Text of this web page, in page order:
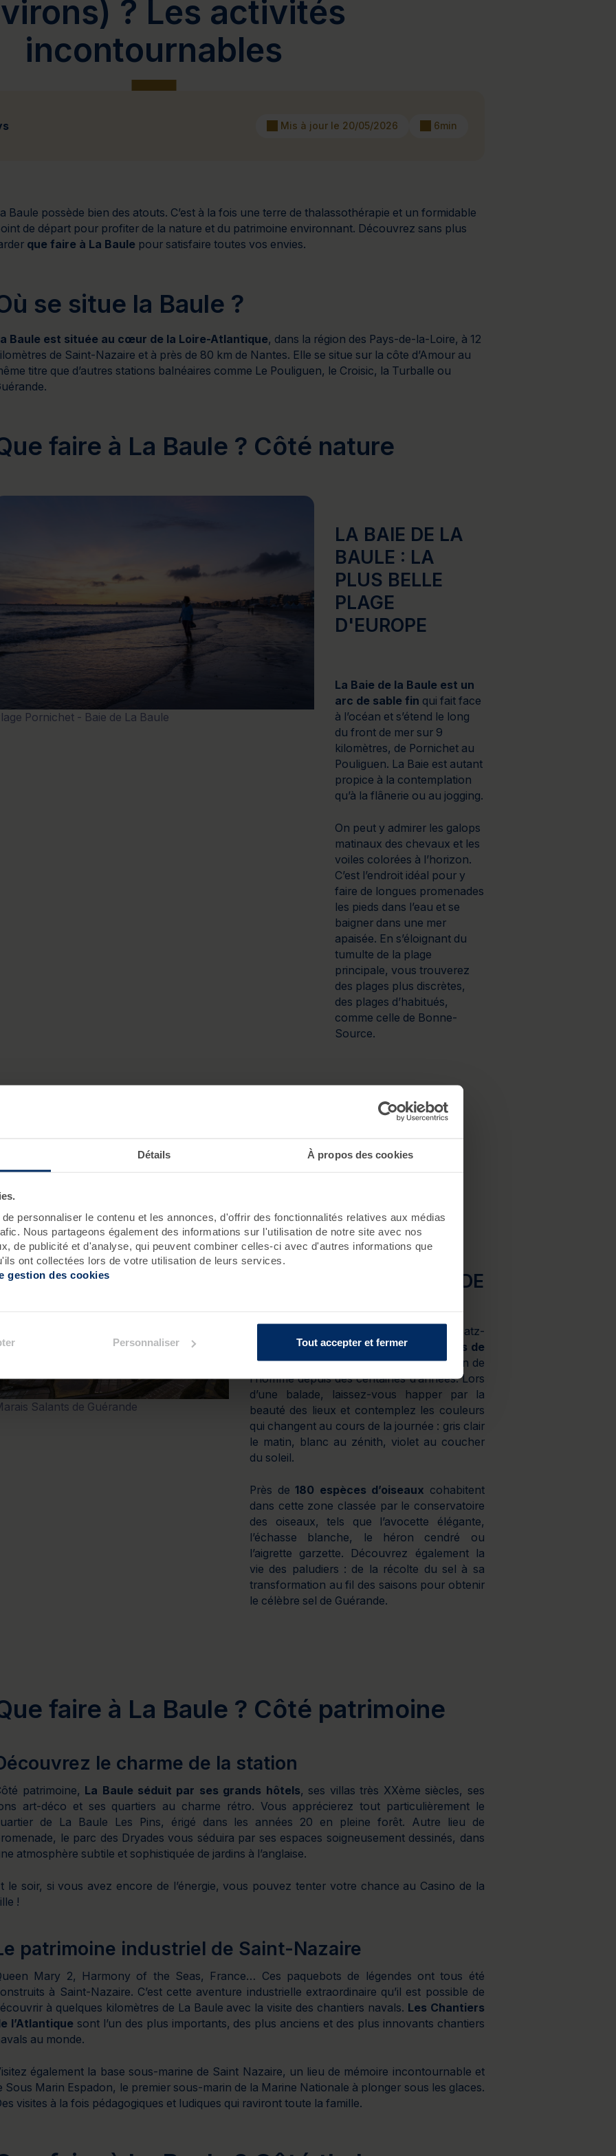
Détails À propos des cookies
personnaliser le contenu et les annonces, d'offrir des fonctionnalités relatives aux médias
Nous partageons également des informations sur l'utilisation de notre site avec nos
de publicité et d'analyse, qui peuvent combiner celles-ci avec d'autres informations que
ont collectées lors de votre utilisation de leurs services.
gestion des cookies
Personnaliser Tout accepter et fermer
Cure de 6 jours et + Mini-cure 3 à 5 jours Escapade 1 à 2 jours
? Les activités
incontournables
Mis à jour le 20/05/2026 6min
Baule possède bien des atouts. C’est à la fois une terre de thalassothérapie et un formidable
de départ pour profiter de la nature et du patrimoine environnant. Découvrez sans plus
que faire à La Baule pour satisfaire toutes vos envies.
se situe la Baule ?
Baule est située au cœur de la Loire-Atlantique, dans la région des Pays-de-la-Loire, à 12
de Saint-Nazaire et à près de 80 km de Nantes. Elle se situe sur la côte d’Amour au
titre que d’autres stations balnéaires comme Le Pouliguen, le Croisic, la Turballe ou
faire à La Baule ? Côté nature
Pornichet - Baie de La Baule
LA BAIE DE LA
BAULE : LA
PLUS BELLE
PLAGE
D'EUROPE
La Baie de la Baule est un
arc de sable fin qui fait face
à l’océan et s’étend le long
du front de mer sur 9
kilomètres, de Pornichet au
Pouliguen. La Baie est autant
propice à la contemplation
qu’à la flânerie ou au jogging.
On peut y admirer les galops
matinaux des chevaux et les
voiles colorées à l’horizon.
C’est l’endroit idéal pour y
faire de longues promenades
les pieds dans l’eau et se
baigner dans une mer
apaisée. En s’éloignant du
tumulte de la plage
principale, vous trouverez
des plages plus discrètes,
des plages d’habitués,
comme celle de Bonne-
Source.
inépuisable d'émerveillement. La plage du Guec et la crique de la Pierre Plate sont
uns des plus beaux endroits de la côte sauvage du Pouliguen.
Salants de Guérande
LES MARAIS SALANTS DE
Situés sur les communes de Guérande, Batz-
sur-Mer et la Turballe, les2000 hectares de
marais salantssont façonnés par la main de
l’homme depuis des centaines d’années. Lors
d’une balade, laissez-vous happer par la
beauté des lieux et contemplez les couleurs
qui changent au cours de la journée : gris clair
le matin, blanc au zénith, violet au coucher
du soleil.
Près de180 espèces d’oiseaux cohabitent
dans cette zone classée par le conservatoire
des oiseaux, tels que l’avocette élégante,
l’échasse blanche, le héron cendré ou
l’aigrette garzette. Découvrez également la
vie des paludiers : de la récolte du sel à sa
transformation au fil des saisons pour obtenir
le célèbre sel de Guérande.
faire à La Baule ? Côté patrimoine
le charme de la station
patrimoine, La Baule séduit par ses grands hôtels, ses villas très XXème siècles, ses
art-déco et ses quartiers au charme rétro. Vous apprécierez tout particulièrement le
de La Baule Les Pins, érigé dans les années 20 en pleine forêt. Autre lieu de
le parc des Dryades vous séduira par ses espaces soigneusement dessinés, dans
atmosphère subtile et sophistiquée de jardins à l’anglaise.
le soir, si vous avez encore de l’énergie, vous pouvez tenter votre chance au Casino de la
!
patrimoine industriel de Saint-Nazaire
Mary 2, Harmony of the Seas, France… Ces paquebots de légendes ont tous été
à Saint-Nazaire. C’est cette aventure industrielle extraordinaire qu’il est possible de
à quelques kilomètres de La Baule avec la visite des chantiers navals. Les Chantiers
l’Atlantique sont l’un des plus importants, des plus anciens et des plus innovants chantiers
au monde.
également la base sous-marine de Saint Nazaire, un lieu de mémoire incontournable et
Sous Marin Espadon, le premier sous-marin de la Marine Nationale à plonger sous les glaces.
visites à la fois pédagogiques et ludiques qui raviront toute la famille.